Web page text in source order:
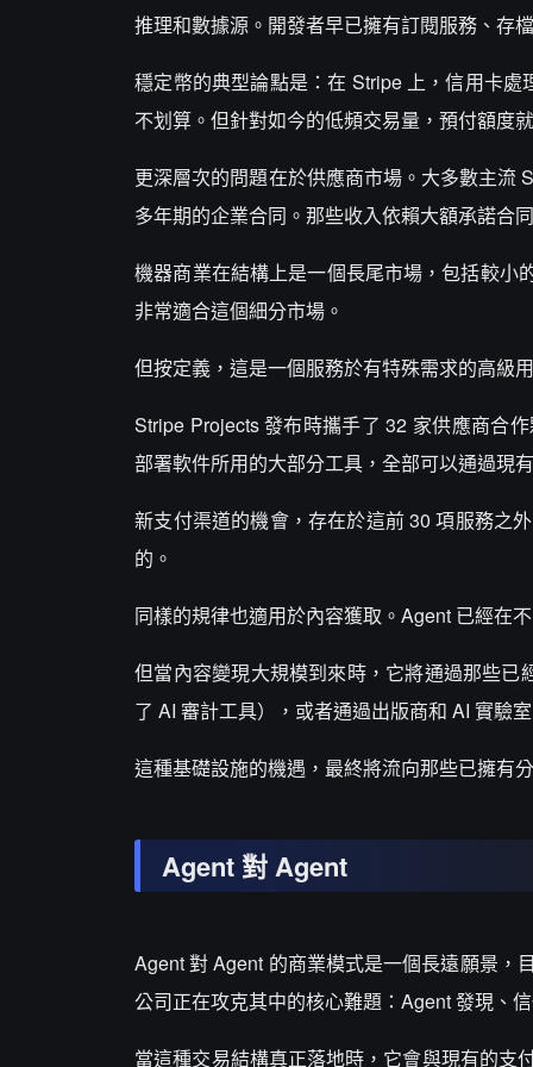
推理和數據源。開發者早已擁有訂閱服務、存
穩定幣的典型論點是：在 Stripe 上，信用卡
不划算。但針對如今的低頻交易量，預付額度
更深層次的問題在於供應商市場。大多數主流
多年期的企業合同。那些收入依賴大額承諾合
機器商業在結構上是一個長尾市場，包括較小
非常適合這個細分市場。
但按定義，這是一個服務於有特殊需求的高級
Stripe Projects 發布時攜手了 32 家供應商合
部署軟件所用的大部分工具，全部可以通過現
新支付渠道的機會，存在於這前 30 項服務之
的。
同樣的規律也適用於內容獲取。Agent 已經在
但當內容變現大規模到來時，它將通過那些
了 AI 審計工具），或者通過出版商和 AI 實驗
這種基礎設施的機遇，最終將流向那些已擁有
Agent 對 Agent
Agent 對 Agent 的商業模式是一個長遠願景，
公司正在攻克其中的核心難題：Agent 發現、
當這種交易結構真正落地時，它會與現有的支